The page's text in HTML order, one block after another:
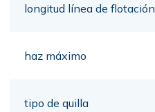
longitud línea de flotación
haz máximo
tipo de quilla